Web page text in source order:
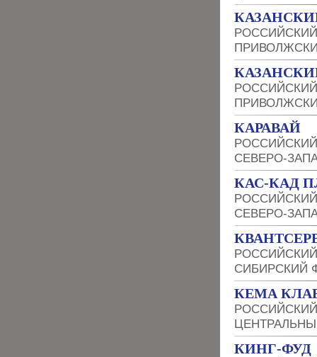
КАРАВАЙ
СЕВЕРО-
КАС-КАД
СЕВЕРО-
СИБИРСКИЙ
КЕМА
КИНГ-ФУД